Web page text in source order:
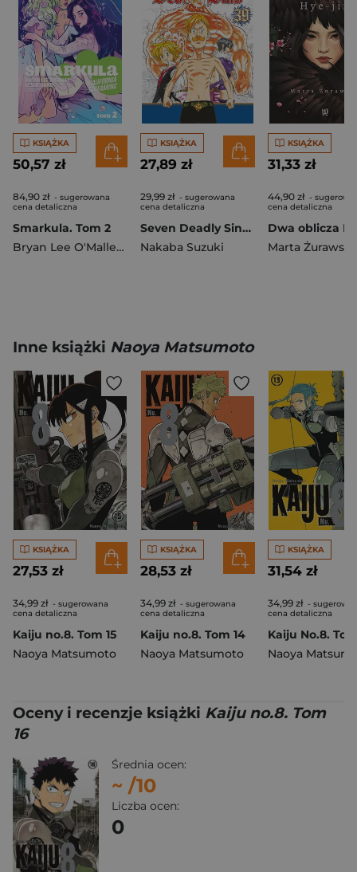
KSIĄŻKA
50,57 zł
84,90 zł - sugerowana
cena detaliczna
Smarkula. Tom 2
Bryan Lee O'Malley, Leslie Hung
KSIĄŻKA
27,89 zł
29,99 zł - sugerowana
cena detaliczna
Seven Deadly Sins. Tom 39
Nakaba Suzuki
KSIĄŻKA
31,33 zł
44,90 zł -
cena detaliczna
Marta Żurawska
Inne książki Naoya Matsumoto
KSIĄŻKA
27,53 zł
34,99 zł - sugerowana
cena detaliczna
Kaiju no.8. Tom 15
Naoya Matsumoto
KSIĄŻKA
28,53 zł
34,99 zł - sugerowana
cena detaliczna
Kaiju no.8. Tom 14
Naoya Matsumoto
KSIĄŻKA
31,54 zł
34,99 zł -
cena detaliczna
Kaiju No.8.
Naoya
Oceny i recenzje książki Kaiju no.8. Tom
16
Średnia ocen:
~ /10
Liczba ocen:
0